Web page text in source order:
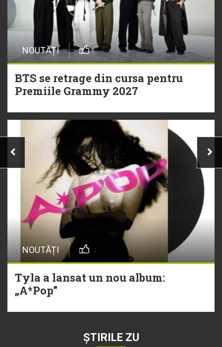
NOUTĂȚI
BTS se retrage din cursa pentru
Premiile Grammy 2027
NOUTĂȚI
Tyla a lansat un nou album:
„A*Pop”
ȘTIRILE ZU